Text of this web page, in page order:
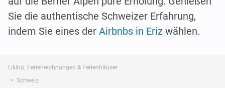
Sie die authentische Schweizer Erfahrung,
indem Sie eines der Airbnbs in Eriz wählen.
Likibu: Ferienwohnungen & Ferienhäuser
Schweiz